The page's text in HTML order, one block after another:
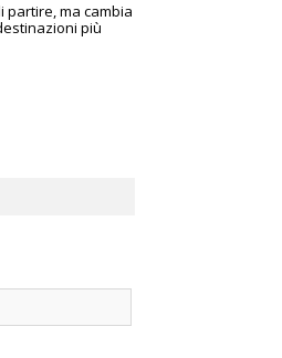
partire, ma cambia
più